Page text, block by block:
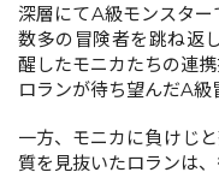
深層にてA級モンスター
数多の冒険者を跳ね返
醒したモニカたちの連携
ロランが待ち望んだA級
一方、モニカに負けじ
質を見抜いたロランは